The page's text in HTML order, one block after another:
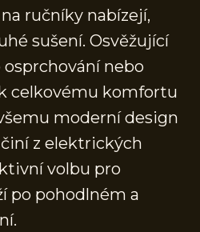
ručníky nabízejí,
sušení. Osvěžující
nebo
celkovému komfortu
moderní design
z elektrických
volbu pro
po pohodlném a